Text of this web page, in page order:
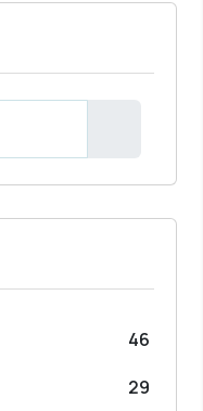
46
29